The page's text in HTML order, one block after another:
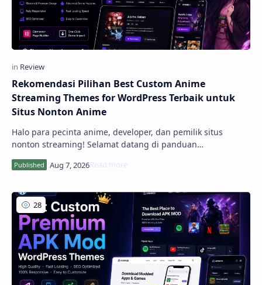
Rekomendasi Pilihan Best Custom Anime
Streaming Themes for WordPress Terbaik untuk
Situs Nonton Anime
Halo para pecinta anime, developer, dan pemilik situs
nonton streaming! Selamat datang di panduan
komprehensif kami. Membangun platform streaming anime
yang cepat, responsif, dan mudah digunakan adalah kunci